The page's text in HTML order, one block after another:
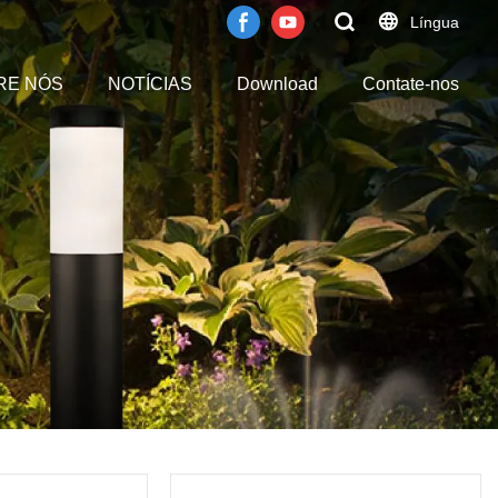
Língua
NÓS NOTÍCIAS Download Contate-nos